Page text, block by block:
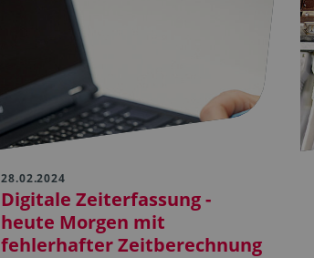
28.02.2024
Digitale Zeiterfassung -
heute Morgen mit
fehlerhafter Zeitberechnung